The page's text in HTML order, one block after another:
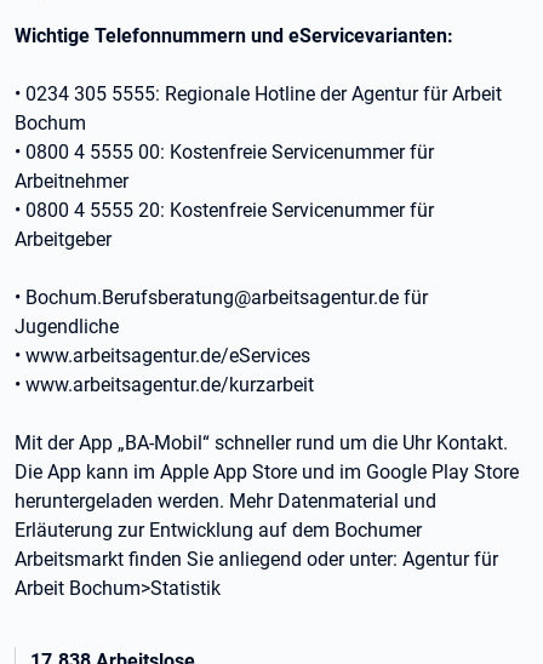
Wichtige Telefonnummern und eServicevarianten:
• 0234 305 5555: Regionale Hotline der Agentur für Arbeit
Bochum
• 0800 4 5555 00: Kostenfreie Servicenummer für
Arbeitnehmer
• 0800 4 5555 20: Kostenfreie Servicenummer für
Arbeitgeber
• Bochum.Berufsberatung@arbeitsagentur.de für
Jugendliche
• www.arbeitsagentur.de/eServices
• www.arbeitsagentur.de/kurzarbeit
Mit der App „BA-Mobil“ schneller rund um die Uhr Kontakt.
Die App kann im Apple App Store und im Google Play Store
heruntergeladen werden. Mehr Datenmaterial und
Erläuterung zur Entwicklung auf dem Bochumer
Arbeitsmarkt finden Sie anliegend oder unter: Agentur für
Arbeit Bochum>Statistik